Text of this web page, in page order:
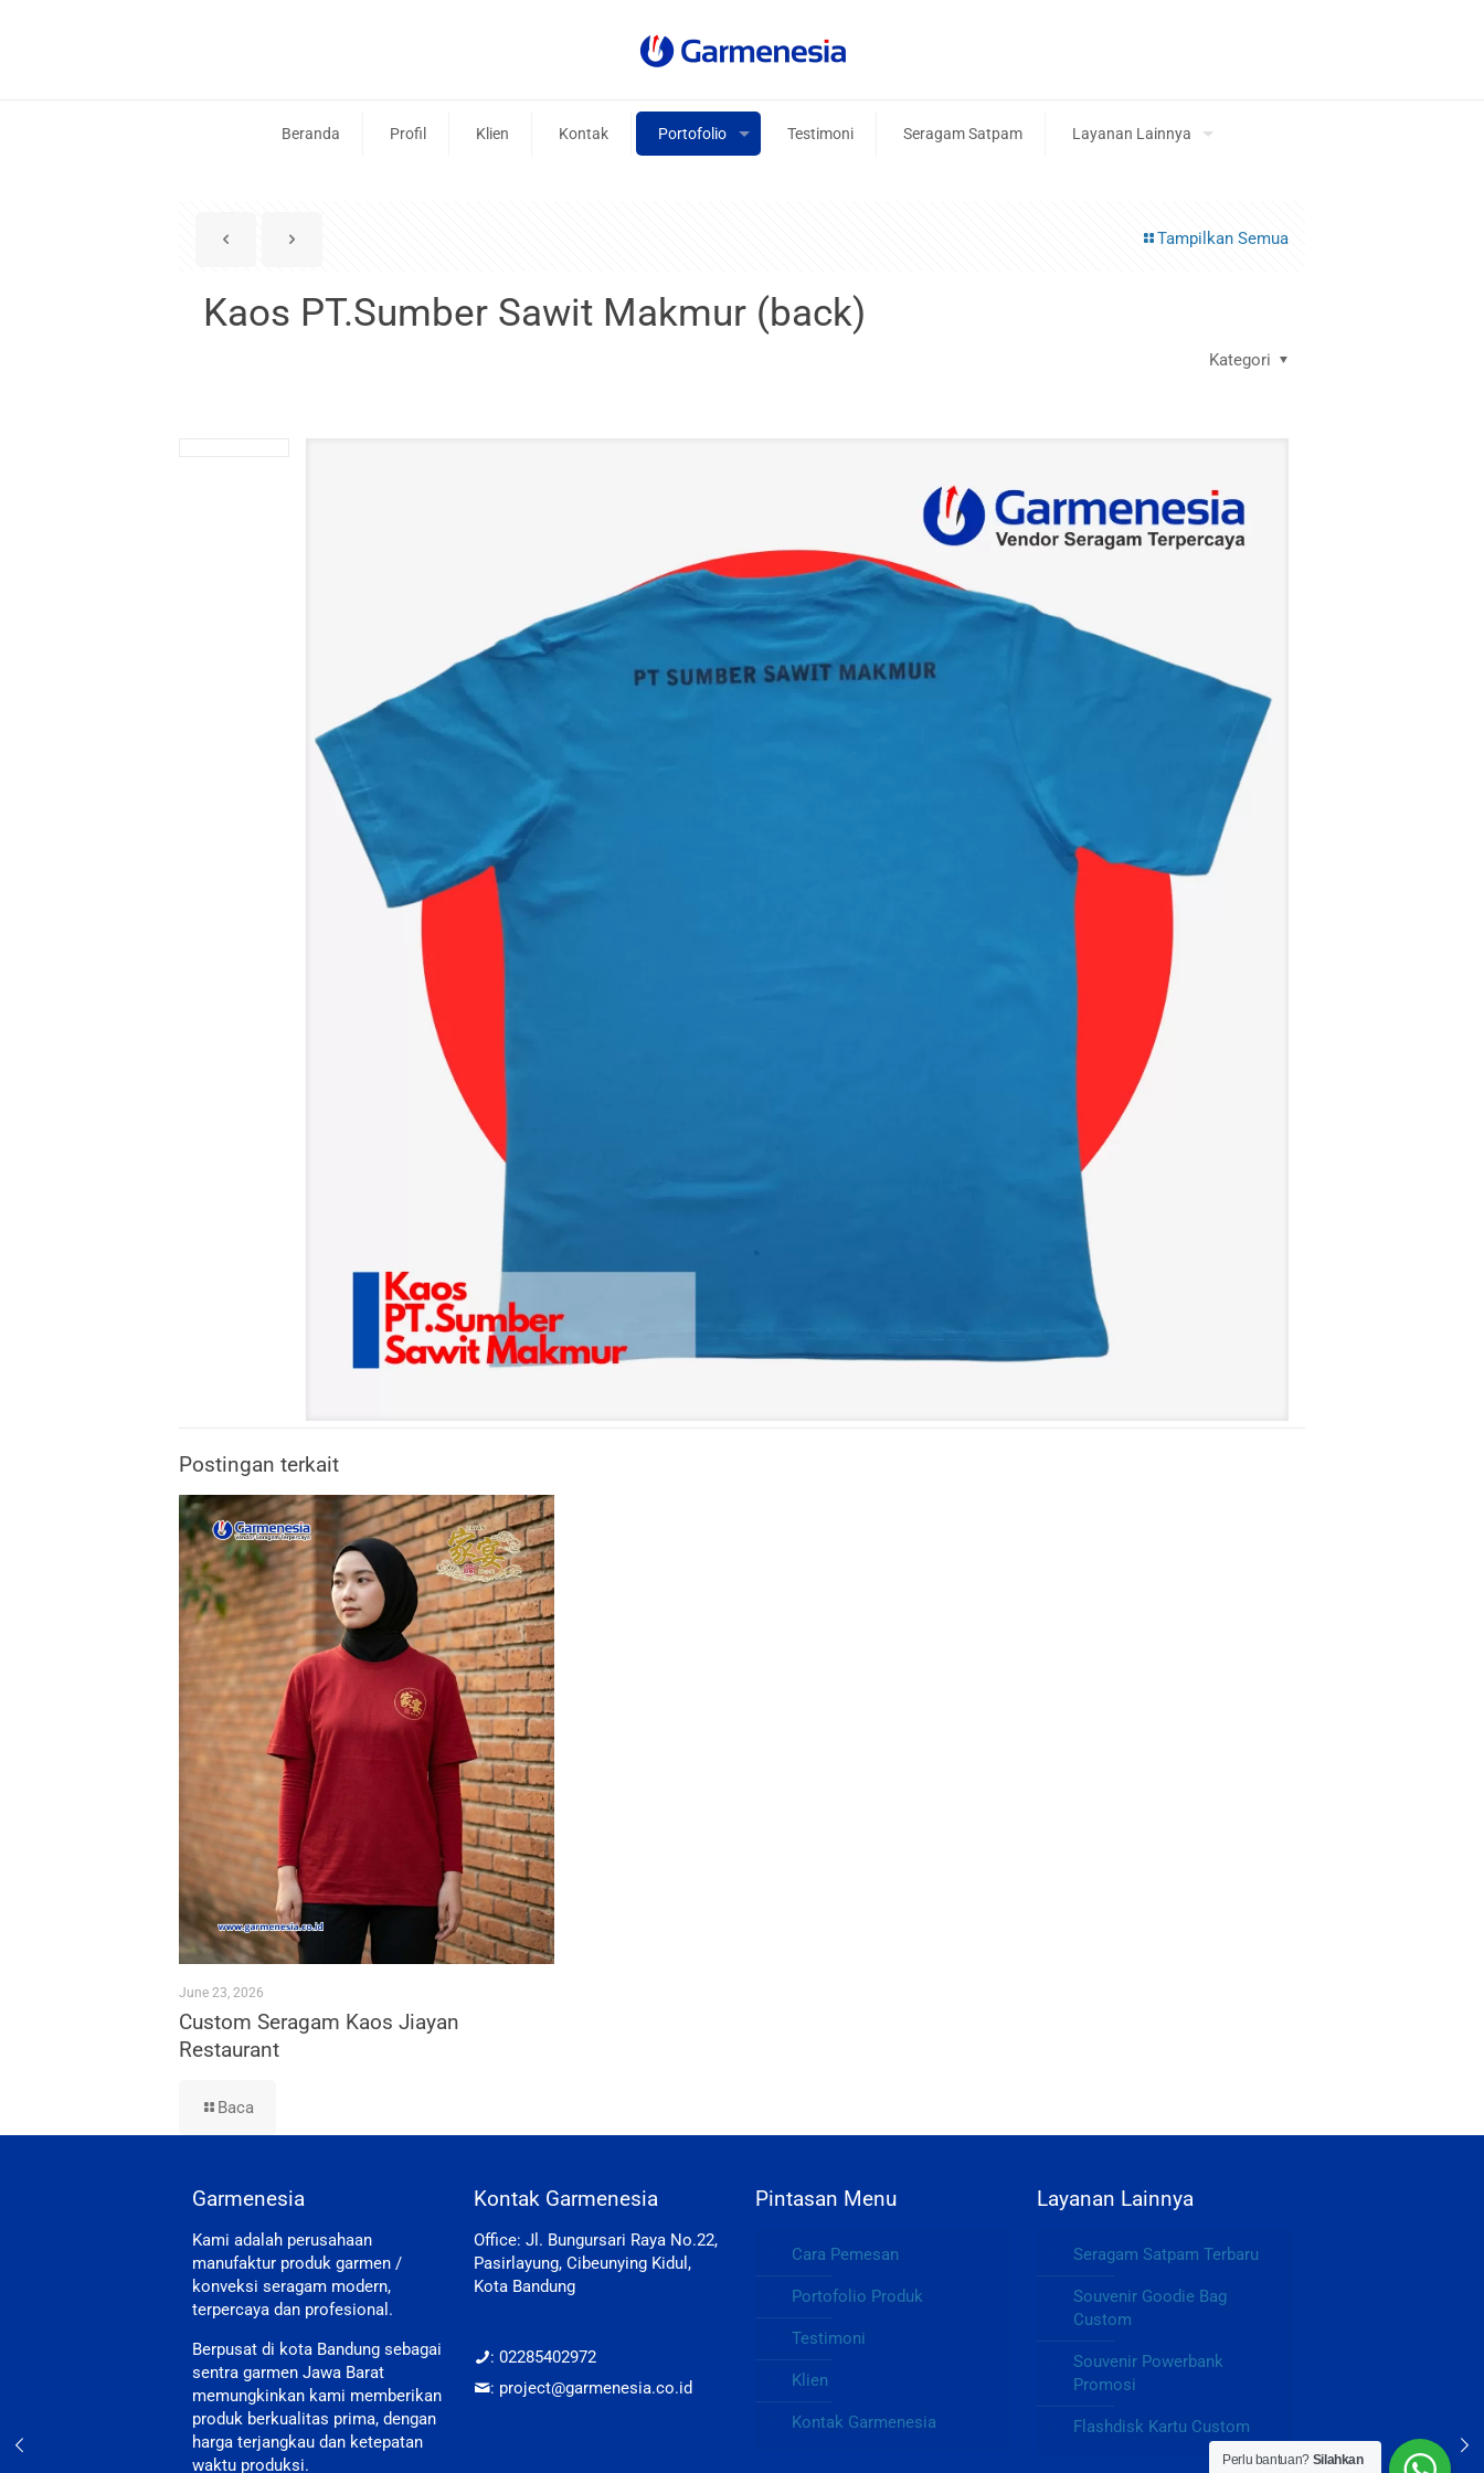
Beranda Profil Klien Kontak Portofolio Testimoni Seragam Satpam Layanan Lainnya
Tampilkan Semua
Kaos PT.Sumber Sawit Makmur (back)
Kategori
Postingan terkait
June 23, 2026
Custom Seragam Kaos Jiayan
Restaurant
Baca
Garmenesia
Kami adalah perusahaan
manufaktur produk garmen /
konveksi seragam modern,
terpercaya dan profesional.
Berpusat di kota Bandung sebagai
sentra garmen Jawa Barat
memungkinkan kami memberikan
produk berkualitas prima, dengan
harga terjangkau dan ketepatan
waktu produksi.
Kontak Garmenesia
Office: Jl. Bungursari Raya No.22,
Pasirlayung, Cibeunying Kidul,
Kota Bandung
: 02285402972
: project@garmenesia.co.id
Pintasan Menu
Cara Pemesan
Portofolio Produk
Testimoni
Klien
Kontak Garmenesia
Layanan Lainnya
Seragam Satpam Terbaru
Souvenir Goodie Bag
Custom
Souvenir Powerbank
Promosi
Flashdisk Kartu Custom
Perlu bantuan? Silahkan